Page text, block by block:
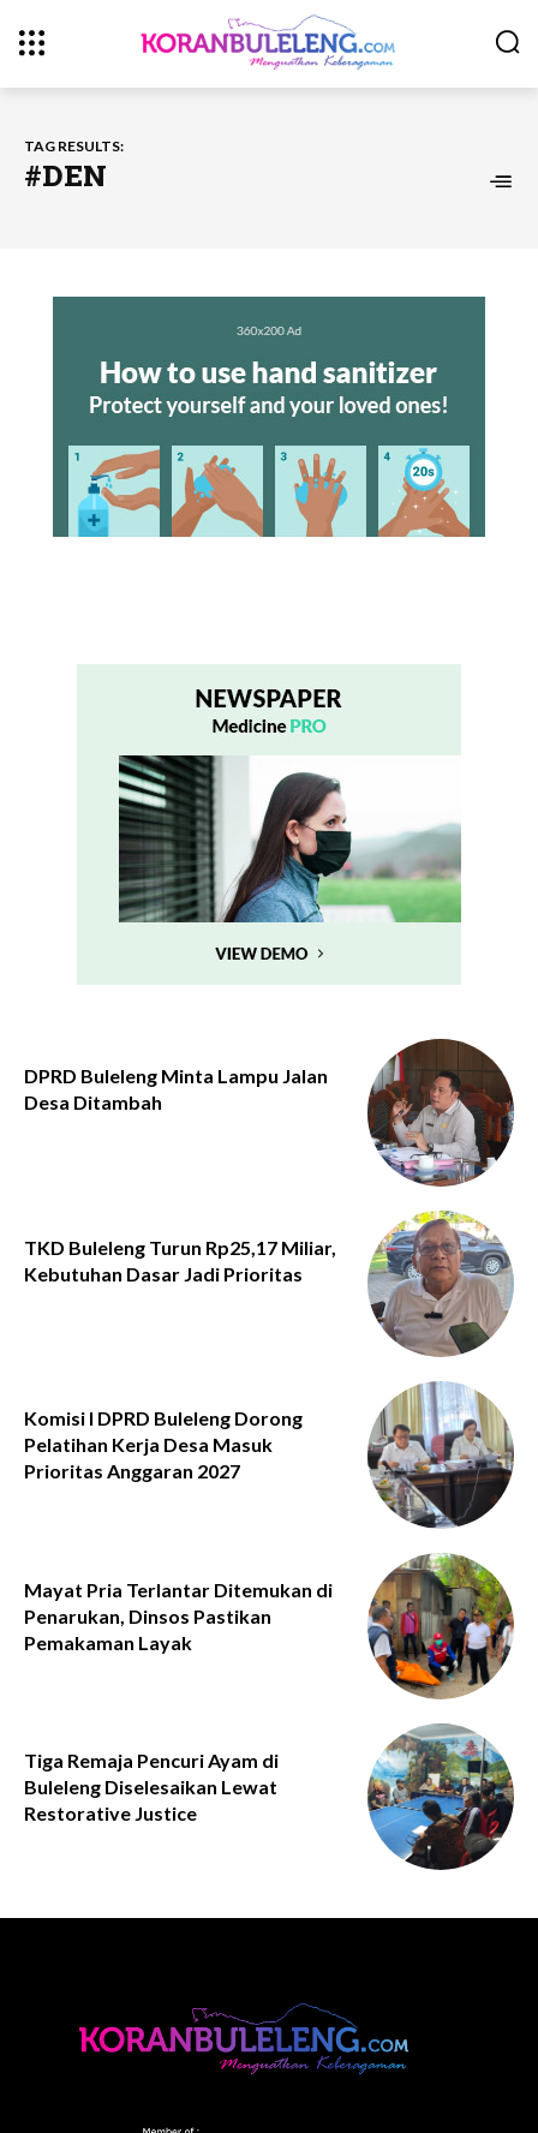
TAG RESULTS:
#DEN
DPRD Buleleng Minta Lampu Jalan
Desa Ditambah
TKD Buleleng Turun Rp25,17 Miliar,
Kebutuhan Dasar Jadi Prioritas
Komisi I DPRD Buleleng Dorong
Pelatihan Kerja Desa Masuk
Prioritas Anggaran 2027
Mayat Pria Terlantar Ditemukan di
Penarukan, Dinsos Pastikan
Pemakaman Layak
Tiga Remaja Pencuri Ayam di
Buleleng Diselesaikan Lewat
Restorative Justice